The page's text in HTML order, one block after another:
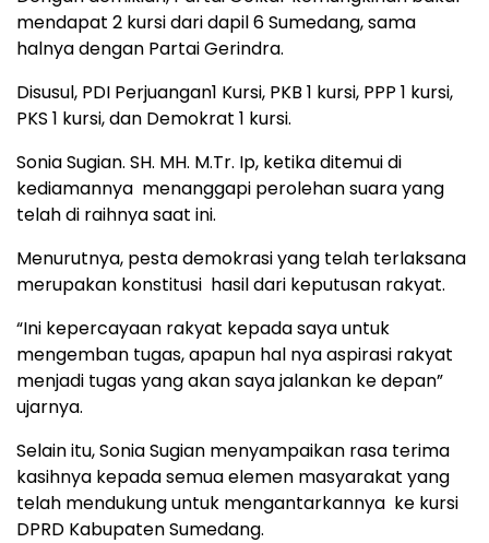
mendapat 2 kursi dari dapil 6 Sumedang, sama
halnya dengan Partai Gerindra.
Disusul, PDI Perjuangan1 Kursi, PKB 1 kursi, PPP 1 kursi,
PKS 1 kursi, dan Demokrat 1 kursi.
Sonia Sugian. SH. MH. M.Tr. Ip, ketika ditemui di
kediamannya menanggapi perolehan suara yang
telah di raihnya saat ini.
Menurutnya, pesta demokrasi yang telah terlaksana
merupakan konstitusi hasil dari keputusan rakyat.
“Ini kepercayaan rakyat kepada saya untuk
mengemban tugas, apapun hal nya aspirasi rakyat
menjadi tugas yang akan saya jalankan ke depan”
ujarnya.
Selain itu, Sonia Sugian menyampaikan rasa terima
kasihnya kepada semua elemen masyarakat yang
telah mendukung untuk mengantarkannya ke kursi
DPRD Kabupaten Sumedang.